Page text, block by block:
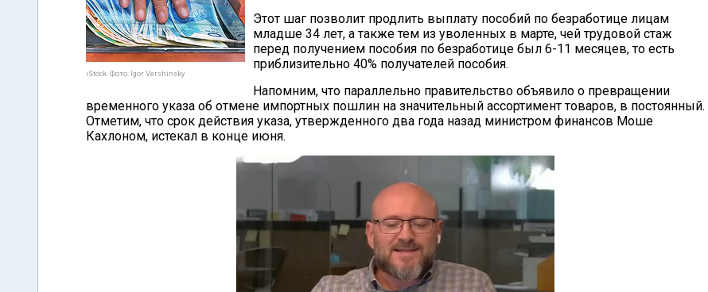
iStock. Фото: Igor Vershinsky
Этот шаг позволит продлить выплату пособий по безработице лицам
младше 34 лет, а также тем из уволенных в марте, чей трудовой стаж
перед получением пособия по безработице был 6-11 месяцев, то есть
приблизительно 40% получателей пособия.
Напомним, что параллельно правительство объявило о превращении
временного указа об отмене импортных пошлин на значительный ассортимент товаров, в постоянный.
Отметим, что срок действия указа, утвержденного два года назад министром финансов Моше
Кахлоном, истекал в конце июня.